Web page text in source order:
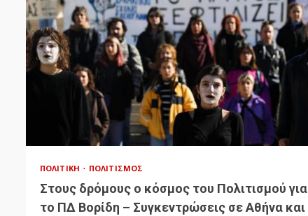
ΠΟΛΙΤΙΚΉ ΠΟΛΙΤΙΣΜΌΣ
Στους δρόμους ο κόσμος του Πολιτισμού για
το ΠΔ Βορίδη – Συγκεντρώσεις σε Αθήνα και